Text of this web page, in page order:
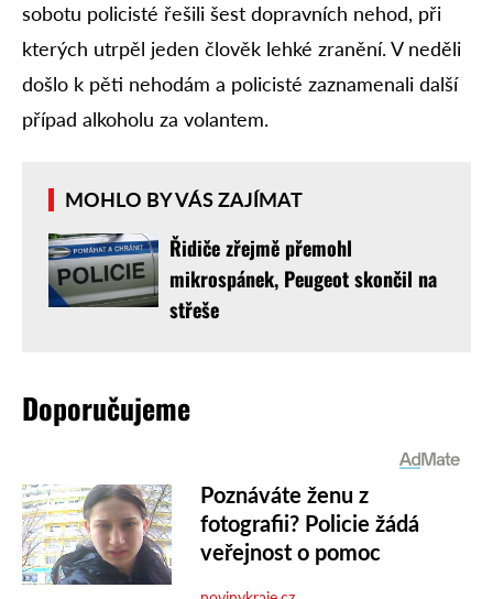
sobotu policisté řešili šest dopravních nehod, při
kterých utrpěl jeden člověk lehké zranění. V neděli
došlo k pěti nehodám a policisté zaznamenali další
případ alkoholu za volantem.
MOHLO BY VÁS ZAJÍMAT
Řidiče zřejmě přemohl
mikrospánek, Peugeot skončil na
střeše
Doporučujeme